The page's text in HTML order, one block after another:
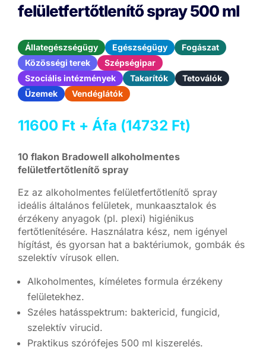
felületfertőtlenítő spray 500 ml
Állategészségügy Egészségügy
Fogászat
Közösségi terek
Szépségipar
Szociális intézmények
Takarítók
Tetoválók
Üzemek
Vendéglátók
11600 Ft + Áfa (14732 Ft)
10 flakon Bradowell alkoholmentes
felületfertőtlenítő spray
Ez az alkoholmentes felületfertőtlenítő spray
ideális általános felületek, munkaasztalok és
érzékeny anyagok (pl. plexi) higiénikus
fertőtlenítésére. Használatra kész, nem igényel
hígítást, és gyorsan hat a baktériumok, gombák és
szelektív vírusok ellen.
Alkoholmentes, kíméletes formula érzékeny
felületekhez.
Széles hatásspektrum: baktericid, fungicid,
szelektív virucid.
Praktikus szórófejes 500 ml kiszerelés.